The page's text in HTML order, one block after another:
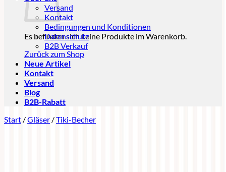
Es befinden sich keine Produkte im Warenkorb.
Zurück zum Shop
Versand
Kontakt
Bedingungen und Konditionen
Datenschutz
B2B Verkauf
Neue Artikel
Kontakt
Versand
Blog
B2B-Rabatt
Start /Gläser /Tiki-Becher